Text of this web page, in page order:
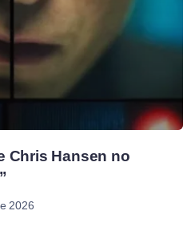
Chris Hansen no
2026